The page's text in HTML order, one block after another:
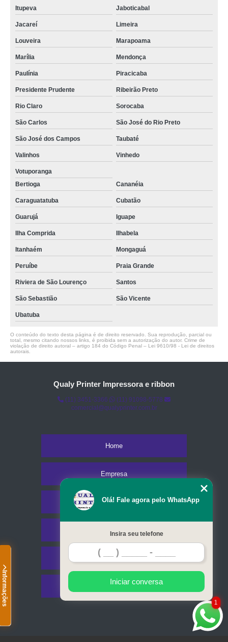
Informações
Itupeva Jaboticabal
Jacareí Limeira
Louveira Marapoama
Marília Mendonça
Paulínia Piracicaba
Presidente Prudente Ribeirão Preto
Rio Claro Sorocaba
São Carlos São José do Rio Preto
São José dos Campos Taubaté
Valinhos Vinhedo
Votuporanga
Bertioga
Cananéia
Caraguatatuba Cubatão
Guarujá Iguape
Ilha Comprida Ilhabela
Itanhaém Mongaguá
Peruíbe Praia Grande
Riviera de São Lourenço Santos
São Sebastião São Vicente
Ubatuba
O conteúdo do texto desta página é de direito reservado. Sua reprodução, parcial ou
total, mesmo citando nossos links, é proibida sem a autorização do autor. Crime de
violação de direito autoral – artigo 184 do Código Penal – Lei 9610/98 - Lei de direitos
autorais
Qualy Printer Impressora e ribbon
(11) 3451-3366
(11) 91098-5778
comercial@qualyprinter.com.br
Home
Empresa
Missão
Serviços
Contato
Mapa do site
1
Olá! Fale agora pelo WhatsApp
Insira seu telefone
Iniciar conversa